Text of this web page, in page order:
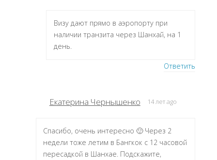
Визу дают прямо в аэропорту при
наличии транзита через Шанхай, на 1
день.
Ответить
Екатерина Чернышенко 14 лет ago
Спасибо, очень интересно 🙂 Через 2
недели тоже летим в Бангкок с 12 часовой
пересадкой в Шанхае. Подскажите,